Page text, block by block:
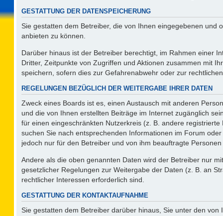
GESTATTUNG DER DATENSPEICHERUNG
Sie gestatten dem Betreiber, die von Ihnen eingegebenen
anbieten zu können.
Darüber hinaus ist der Betreiber berechtigt, im Rahmen einer
Dritter, Zeitpunkte von Zugriffen und Aktionen zusammen mit
speichern, sofern dies zur Gefahrenabwehr oder zur
REGELUNGEN BEZÜGLICH DER WEITERGABE IHRER DATEN
Zweck eines Boards ist es, einen Austausch mit anderen
und die von Ihnen erstellten Beiträge im Internet zugänglich
für einen eingeschränkten Nutzerkreis (z. B. andere
suchen Sie nach entsprechenden Informationen im Forum
jedoch nur für den Betreiber und von ihm beauftragte
Andere als die oben genannten Daten wird der Betreiber nur
gesetzlicher Regelungen zur Weitergabe der Daten (z. B. an
rechtlicher Interessen erforderlich sind.
GESTATTUNG DER KONTAKTAUFNAHME
Sie gestatten dem Betreiber darüber hinaus, Sie unter den